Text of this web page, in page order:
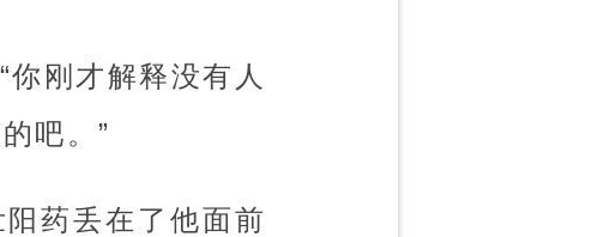
刚才解释没有人
吧。”
药丢在了他面前